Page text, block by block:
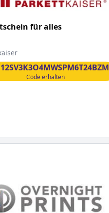
für alles
Code erhalten